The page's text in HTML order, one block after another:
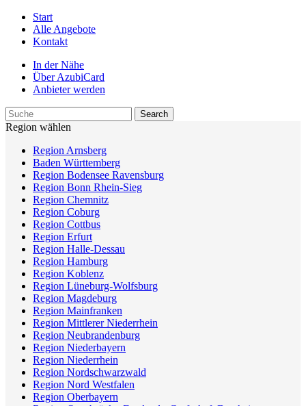
Start
Alle Angebote
Kontakt
In der Nähe
Über AzubiCard
Anbieter werden
Region wählen
Region Arnsberg
Baden Württemberg
Region Bodensee Ravensburg
Region Bonn Rhein-Sieg
Region Chemnitz
Region Coburg
Region Cottbus
Region Erfurt
Region Halle-Dessau
Region Hamburg
Region Koblenz
Region Lüneburg-Wolfsburg
Region Magdeburg
Region Mainfranken
Region Mittlerer Niederrhein
Region Neubrandenburg
Region Niederbayern
Region Niederrhein
Region Nordschwarzwald
Region Nord Westfalen
Region Oberbayern